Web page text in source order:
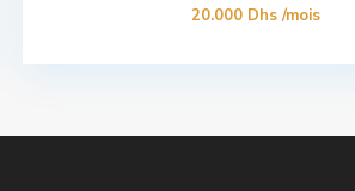
20.000 Dhs/mois